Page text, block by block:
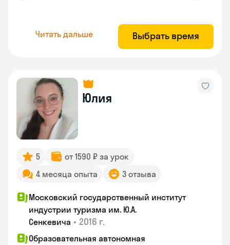
Читать дальше Выбрать время
Юлия
5
от 1590 ₽ за урок
4 месяца опыта
3 отзыва
Московский государственный институт
индустрии туризма им. Ю.А.
Сенкевича • 2016 г.
Образовательная автономная